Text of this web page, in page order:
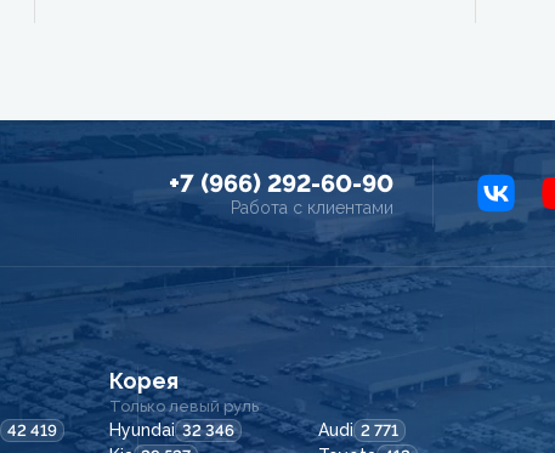
+7 (966) 292-60-90
Работа с клиентами
42 419
Корея
Только левый руль
Hyundai 32 346 Audi 2 771